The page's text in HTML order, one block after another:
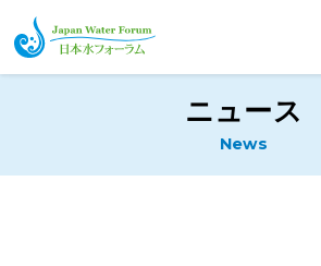
日本水フォーラム
ニュース
News